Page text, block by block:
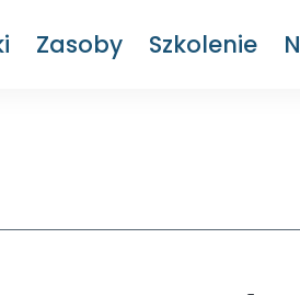
Zasoby Szkolenie